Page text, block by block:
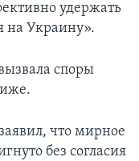
удержать
на Украину».
споры
что мирное
без согласия